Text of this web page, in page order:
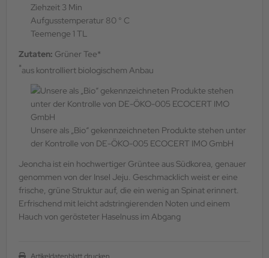
Ziehzeit 3 Min
Aufgusstemperatur 80 ° C
Teemenge 1 TL
Zutaten: Grüner Tee*
*aus kontrolliert biologischem Anbau
Unsere als „Bio“ gekennzeichneten Produkte stehen unter
der Kontrolle von DE-ÖKO-005 ECOCERT IMO GmbH
Jeoncha ist ein hochwertiger Grüntee aus Südkorea, genauer
genommen von der Insel Jeju. Geschmacklich weist er eine
frische, grüne Struktur auf, die ein wenig an Spinat erinnert.
Erfrischend mit leicht adstringierenden Noten und einem
Hauch von gerösteter Haselnuss im Abgang
Artikeldatenblatt drucken